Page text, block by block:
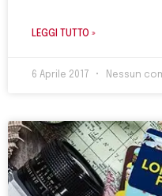
LEGGI TUTTO »
6 Aprile 2017 Nessun